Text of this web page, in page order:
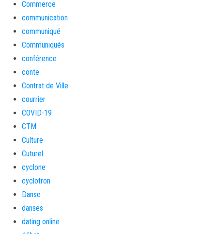
Commerce
communication
communiqué
Communiqués
conférence
conte
Contrat de Ville
courrier
COVID-19
CTM
Culture
Cuturel
cyclone
cyclotron
Danse
danses
dating online